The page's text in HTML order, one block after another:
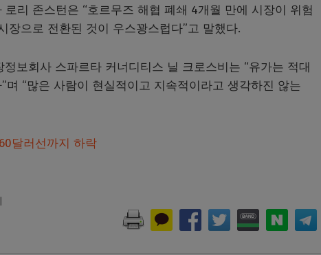
리 존스턴은 “호르무즈 해협 폐쇄 4개월 만에 시장이 위험
으로 전환된 것이 우스꽝스럽다”고 말했다.
보회사 스파르타 커너디티스 닐 크로스비는 “유가는 적대
“많은 사람이 현실적이고 지속적이라고 생각하진 않는
달러선까지 하락